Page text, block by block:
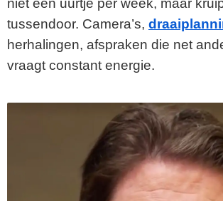
niet één uurtje per week, maar
tussendoor. Camera’s,
herhalingen, afspraken die net
vraagt constant energie.